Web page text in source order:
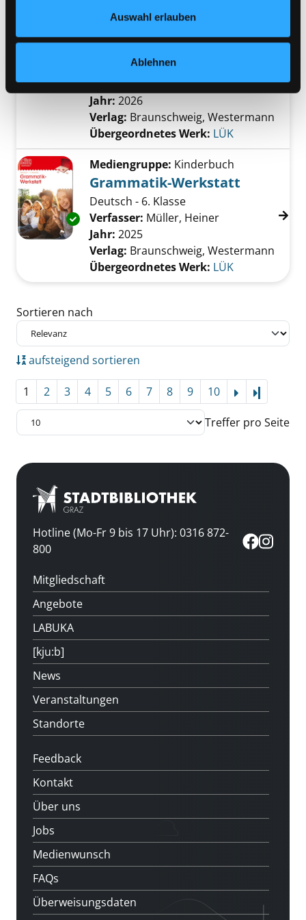
Auswahl erlauben
Ablehnen
Exemplar-Details von Null Fehler beim
Null Fehler beim
Rechtschreiben
Verfasser:Maydell, Irmgard von
Vogel, HeinzSuche nach diesem Verfasser
Jahr: 2026
Verlag: Braunschweig, Westermann
Übergeordnetes Werk: LÜK
Exemplar-Details von Grammatik-Werkstatt
Mediengruppe: Kinderbuch
Grammatik-Werkstatt
Deutsch - 6. Klasse
Verfasser: Müller, Heiner Suche nach
Jahr: 2025
Verlag: Braunschweig, Westermann
Übergeordnetes Werk: LÜK
Zu den Suchfiltern springen
Sortieren nach
aufsteigend sortieren
1 2 3 4 5 6 7 8 9 10
Treffer pro Seite
Hotline (Mo-Fr 9 bis 17 Uhr): 0316 872-
800
Mitgliedschaft
Angebote
LABUKA
[kju:b]
News
Veranstaltungen
Standorte
Feedback
Kontakt
Über uns
Jobs
Medienwunsch
FAQs
Überweisungsdaten